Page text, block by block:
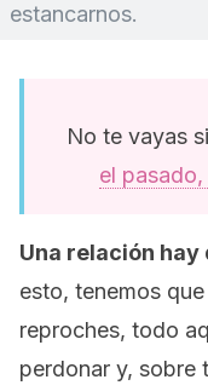
estancarnos.
No te vayas
el
Una relación
esto, tenemos
reproches, todo
perdonar y, sobre